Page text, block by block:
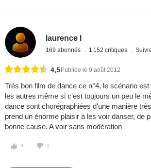
laurence l
169 abonnés 1 152 critiques
4,5 Publiée le 9 août 2012
Très bon film de dance ce n°4, le scénario
les autres même si c'est toujours un peu le
dance sont chorégraphiées d'une manière
prend un énorme plaisir à les voir danser, de
bonne cause. A voir sans modération
0 1